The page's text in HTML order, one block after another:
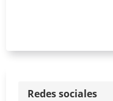
Redes sociales